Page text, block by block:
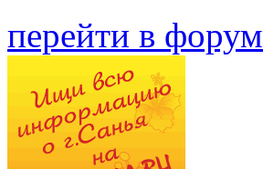
перейти в форум